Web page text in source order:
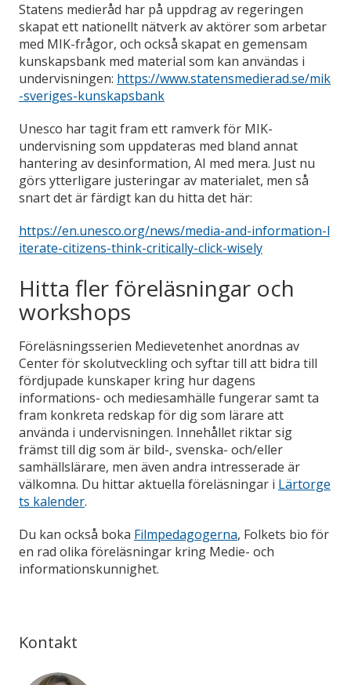
Statens medieråd har på uppdrag av regeringen
skapat ett nationellt nätverk av aktörer som arbetar
med MIK-frågor, och också skapat en gemensam
kunskapsbank med material som kan användas i
undervisningen: https://www.statensmedierad.se/mik
-sveriges-kunskapsbank
Unesco har tagit fram ett ramverk för MIK-
undervisning som uppdateras med bland annat
hantering av desinformation, AI med mera. Just nu
görs ytterligare justeringar av materialet, men så
snart det är färdigt kan du hitta det här:
https://en.unesco.org/news/media-and-information-l
iterate-citizens-think-critically-click-wisely
Hitta fler föreläsningar och
workshops
Föreläsningsserien Medievetenhet anordnas av
Center för skolutveckling och syftar till att bidra till
fördjupade kunskaper kring hur dagens
informations- och mediesamhälle fungerar samt ta
fram konkreta redskap för dig som lärare att
använda i undervisningen. Innehållet riktar sig
främst till dig som är bild-, svenska- och/eller
samhällslärare, men även andra intresserade är
välkomna. Du hittar aktuella föreläsningar i Lärtorge
ts kalender.
Du kan också boka Filmpedagogerna, Folkets bio för
en rad olika föreläsningar kring Medie- och
informationskunnighet.
Kontakt